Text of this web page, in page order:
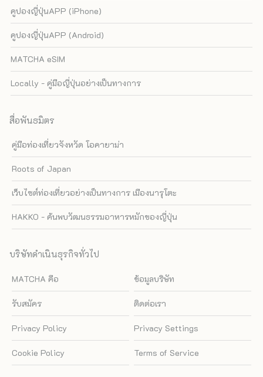
คูปองญี่ปุ่นAPP (iPhone)
คูปองญี่ปุ่นAPP (Android)
MATCHA eSIM
Locally - คู่มือญี่ปุ่นอย่างเป็นทางการ
สื่อพันธมิตร
คู่มือท่องเที่ยวจังหวัด โอคายาม่า
Roots of Japan
เว็บไซต์ท่องเที่ยวอย่างเป็นทางการ เมืองนารุโตะ
HAKKO - ค้นพบวัฒนธรรมอาหารหมักของญี่ปุ่น
บริษัทดำเนินธุรกิจทั่วไป
MATCHA คือ ข้อมูลบริษัท
รับสมัคร ติดต่อเรา
Privacy Policy Privacy Settings
Cookie Policy Terms of Service